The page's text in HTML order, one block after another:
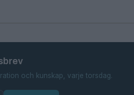
och kunskap, varje torsdag.